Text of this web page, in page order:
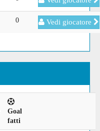
0 Vedi giocatore
Goal
fatti